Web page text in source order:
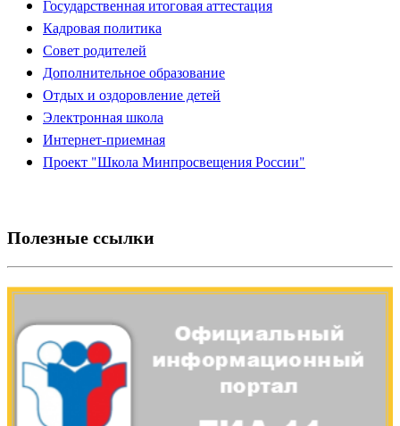
Государственная итоговая аттестация
Кадровая политика
Совет родителей
Дополнительное образование
Отдых и оздоровление детей
Электронная школа
Интернет-приемная
Проект "Школа Минпросвещения России"
Полезные ссылки